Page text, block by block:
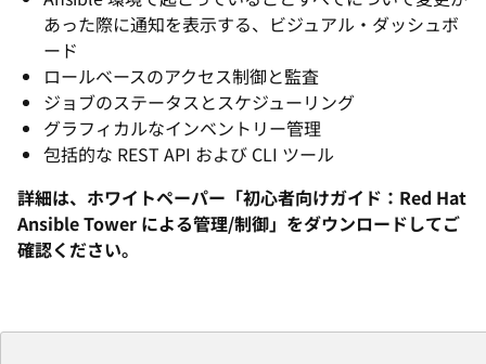
あった際に通知を表示する、ビジュアル・ダッシュボ
ード
ロールベースのアクセス制御と監査
ジョブのステータスとスケジューリング
グラフィカルなインベントリー管理
包括的な REST API および CLI ツール
詳細は、ホワイトペーパー「初心者向けガイド：Red Hat
Ansible Tower による管理/制御」をダウンロードしてご
確認ください。